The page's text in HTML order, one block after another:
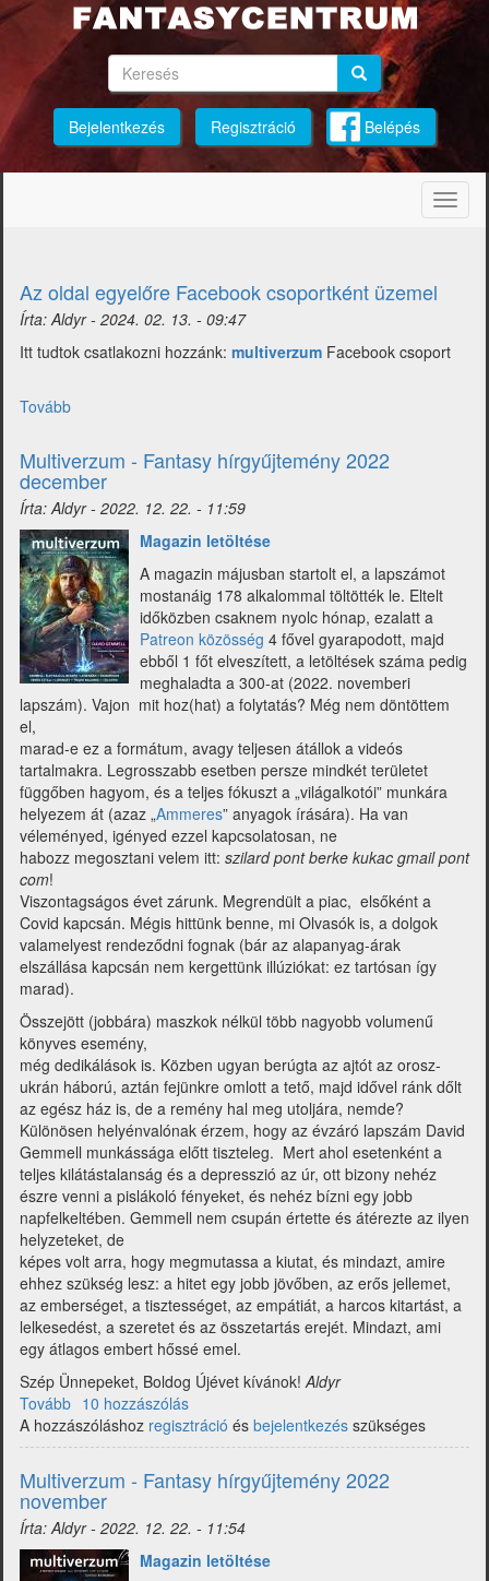
Ugrás
tartalomra
Keresés Keresés
Bejelentkezés Regisztráció Belépés
Az oldal egyelőre Facebook csoportként üzemel
Írta:Aldyr- 2024. 02. 13. - 09:47
Itt tudtok csatlakozni hozzánk: multiverzum Facebook csoport
Tovább
Facebook
csoportként
üzemel)
Multiverzum - Fantasy hírgyűjtemény 2022
december
Írta:Aldyr- 2022. 12. 22. - 11:59
Magazin letöltése
A magazin májusban startolt el, a lapszámot
mostanáig 178 alkalommal töltötték le. Eltelt
időközben csaknem nyolc hónap, ezalatt a
Patreon közösség 4 fővel gyarapodott, majd
ebből 1 főt elveszített, a letöltések száma pedig
meghaladta a 300-at (2022. novemberi
lapszám). Vajon mit hoz(hat) a folytatás? Még nem döntöttem
el,
marad-e ez a formátum, avagy teljesen átállok a videós
tartalmakra. Legrosszabb esetben persze mindkét területet
függőben hagyom, és a teljes fókuszt a „világalkotói” munkára
helyezem át (azaz „Ammeres” anyagok írására). Ha van
véleményed, igényed ezzel kapcsolatosan, ne
habozz megosztani velem itt: szilard pont berke kukac gmail pont
com!
Viszontagságos évet zárunk. Megrendült a piac, elsőként a
Covid kapcsán. Mégis hittünk benne, mi Olvasók is, a dolgok
valamelyest rendeződni fognak (bár az alapanyag-árak
elszállása kapcsán nem kergettünk illúziókat: ez tartósan így
marad).
Összejött (jobbára) maszkok nélkül több nagyobb volumenű
könyves esemény,
még dedikálások is. Közben ugyan berúgta az ajtót az orosz-
ukrán háború, aztán fejünkre omlott a tető, majd idővel ránk dőlt
az egész ház is, de a remény hal meg utoljára, nemde?
Különösen helyénvalónak érzem, hogy az évzáró lapszám David
Gemmell munkássága előtt tiszteleg. Mert ahol esetenként a
teljes kilátástalanság és a depresszió az úr, ott bizony nehéz
észre venni a pislákoló fényeket, és nehéz bízni egy jobb
napfelkeltében. Gemmell nem csupán értette és átérezte az ilyen
helyzeteket, de
képes volt arra, hogy megmutassa a kiutat, és mindazt, amire
ehhez szükség lesz: a hitet egy jobb jövőben, az erős jellemet,
az emberséget, a tisztességet, az empátiát, a harcos kitartást, a
lelkesedést, a szeretet és az összetartás erejét. Mindazt, ami
egy átlagos embert hőssé emel.
Szép Ünnepeket, Boldog Újévet kívánok!Aldyr
Tovább (Multiverzum
-
Fantasy
hírgyűjtemény
2022
december)
10 hozzászólás
A hozzászóláshoz regisztráció és bejelentkezés szükséges
Multiverzum - Fantasy hírgyűjtemény 2022
november
Írta:Aldyr- 2022. 12. 22. - 11:54
Magazin letöltése